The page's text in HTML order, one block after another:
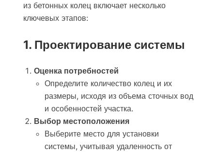
из бетонных колец включает несколько
ключевых этапов:
1. Проектирование системы
Оценка потребностей
Определите количество колец и их
размеры, исходя из объема сточных вод
и особенностей участка.
Выбор местоположения
Выберите место для установки
системы, учитывая удаленность от